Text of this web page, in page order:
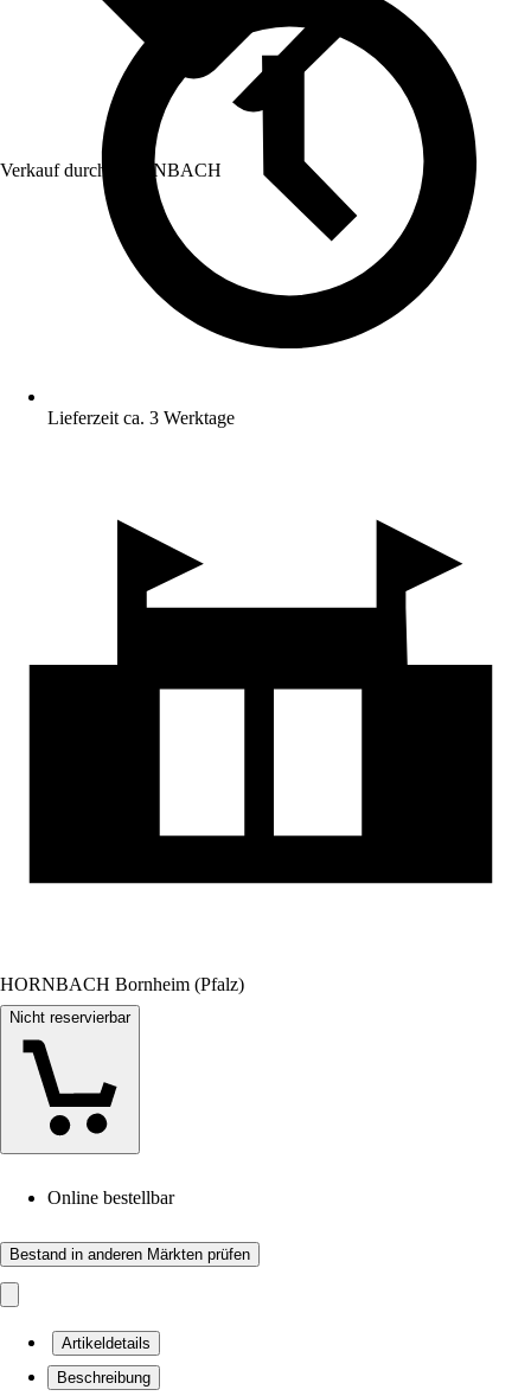
Verkauf durch: HORNBACH
Lieferzeit ca. 3 Werktage
HORNBACH Bornheim (Pfalz)
Nicht reservierbar
Online bestellbar
Bestand in anderen Märkten prüfen
Artikeldetails
Beschreibung